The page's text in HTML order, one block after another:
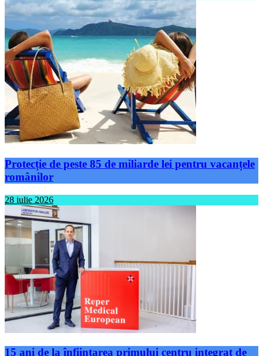
Protecție de peste 85 de miliarde lei pentru vacanțele
românilor
28 iulie 2026
15 ani de la înființarea primului centru integrat de
Terapia Durerii din România